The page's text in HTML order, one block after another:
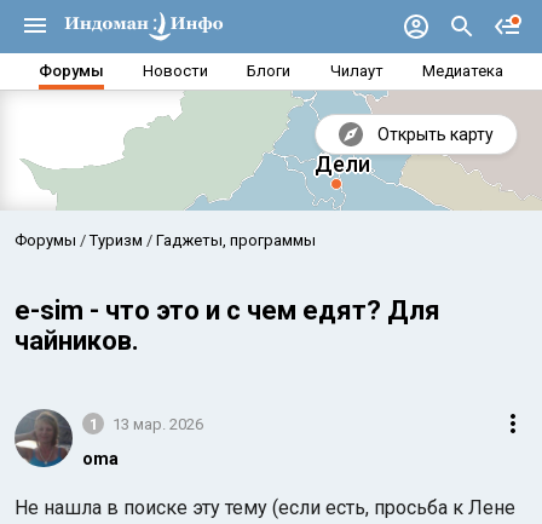
Форумы Новости Блоги Чилаут Медиатека
Открыть карту
Форумы Туризм Гаджеты, программы
e-sim - что это и с чем едят? Для
чайников.
1 13 мар. 2026
oma
Не нашла в поиске эту тему (если есть, просьба к Лене